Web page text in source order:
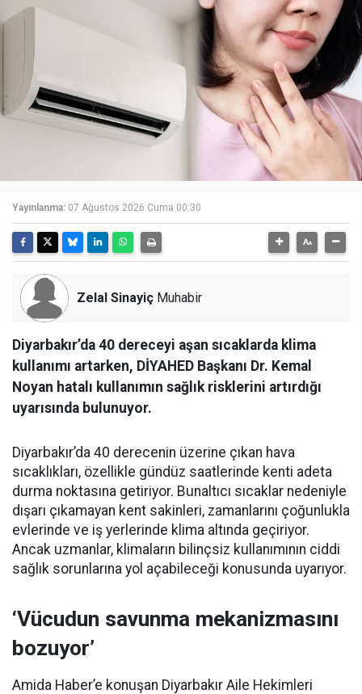
Yayınlanma: 07 Ağustos 2026 Cuma 00:30
Zelal Sinayiç Muhabir
Diyarbakır’da 40 dereceyi aşan sıcaklarda klima
kullanımı artarken, DİYAHED Başkanı Dr. Kemal
Noyan hatalı kullanımın sağlık risklerini artırdığı
uyarısında bulunuyor.
Diyarbakır’da 40 derecenin üzerine çıkan hava
sıcaklıkları, özellikle gündüz saatlerinde kenti adeta
durma noktasına getiriyor. Bunaltıcı sıcaklar nedeniyle
dışarı çıkamayan kent sakinleri, zamanlarını çoğunlukla
evlerinde ve iş yerlerinde klima altında geçiriyor.
Ancak uzmanlar, klimaların bilinçsiz kullanımının ciddi
sağlık sorunlarına yol açabileceği konusunda uyarıyor.
‘Vücudun savunma mekanizmasını
bozuyor’
Amida Haber’e konuşan Diyarbakır Aile Hekimleri